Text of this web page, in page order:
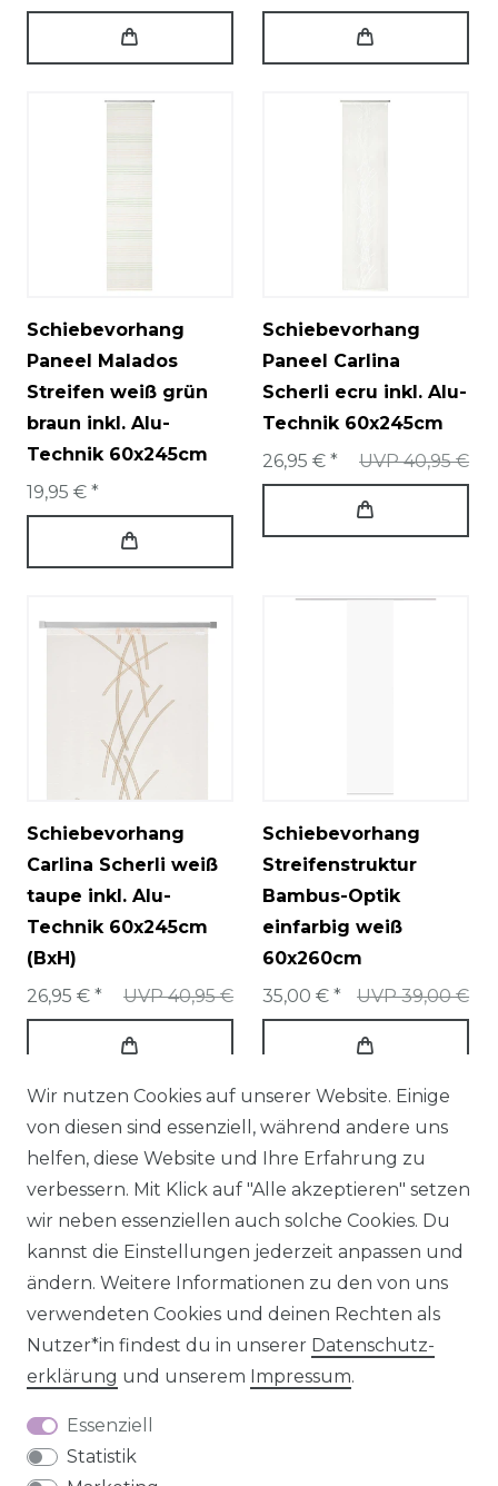
Schiebevorhang
Paneel Malados
Streifen weiß grün
braun inkl. Alu-
Technik 60x245cm
19,95 € *
Schiebevorhang
Paneel Carlina
Scherli ecru inkl. Alu-
Technik 60x245cm
UVP 40,95 €
26,95 € *
Schiebevorhang
Carlina Scherli weiß
taupe inkl. Alu-
Technik 60x245cm
(BxH)
UVP 40,95 €
26,95 € *
Schiebevorhang
Streifenstruktur
Bambus-Optik
einfarbig weiß
60x260cm
UVP 39,00 €
35,00 € *
Schiebevorhang
Streifenstruktur
einfarbig grau
60x260cm
Schiebevorhang
Streifenstruktur
Wir nutzen Cookies auf unserer Website. Einige
von diesen sind essenziell, während andere uns
helfen, diese Website und Ihre Erfahrung zu
verbessern. Mit Klick auf "Alle akzeptieren" setzen
wir neben essenziellen auch solche Cookies. Du
kannst die Einstellungen jederzeit anpassen und
ändern. Weitere Informationen zu den von uns
verwendeten Cookies und deinen Rechten als
Nutzer*in findest du in unserer Daten­schutz­
erklärung und unserem Impressum.
Essenziell
Statistik